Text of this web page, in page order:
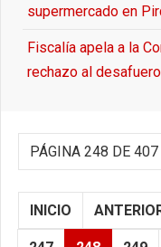
supermercado en
Fiscalía apela a la
rechazo al
PÁGINA 248 DE 407
INICIO